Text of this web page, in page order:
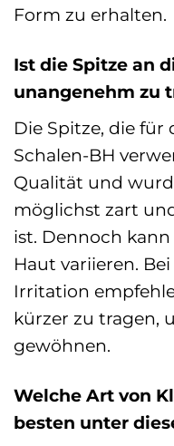
Form zu erhalten.
Ist die Spitze an
unangenehm zu
Die Spitze, die für
Schalen-BH
Qualität und
möglichst zart
ist. Dennoch
Haut variieren.
Irritation
kürzer zu tragen,
gewöhnen.
Welche Art von
besten unter